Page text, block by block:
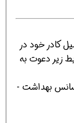
کادر خود در
زیر دعوت به
بهداشت -